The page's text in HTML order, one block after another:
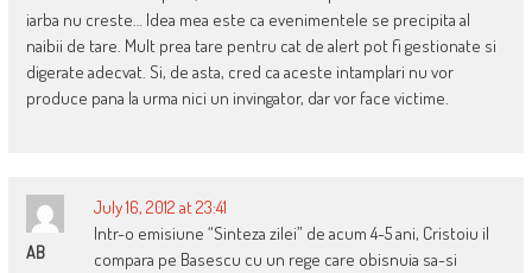
iarba nu creste… Idea mea este ca evenimentele se precipita al
naibii de tare. Mult prea tare pentru cat de alert pot fi gestionate si
digerate adecvat. Si, de asta, cred ca aceste intamplari nu vor
produce pana la urma nici un invingator, dar vor face victime.
AB
July 16, 2012 at 23:41
Intr-o emisiune “Sinteza zilei” de acum 4-5 ani, Cristoiu il
compara pe Basescu cu un rege care obisnuia sa-si